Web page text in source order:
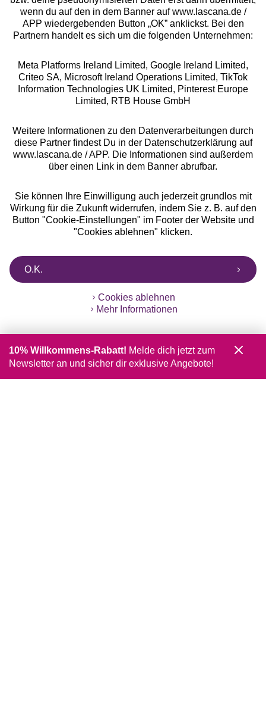
Rechtliches
Alle Preise inkl. MwSt., zzgl.
Versandkosten
** Bonität vorausgesetzt, berechtigt zur Bonitätsprüfung
wenn du auf den in dem Banner auf www.lascana.de /
APP wiedergebenden Button „OK” anklickst. Bei den
Partnern handelt es sich um die folgenden Unternehmen:
Meta Platforms Ireland Limited, Google Ireland Limited,
Criteo SA, Microsoft Ireland Operations Limited, TikTok
Information Technologies UK Limited, Pinterest Europe
Limited, RTB House GmbH
Weitere Informationen zu den Datenverarbeitungen durch
diese Partner findest Du in der Datenschutzerklärung auf
www.lascana.de / APP. Die Informationen sind außerdem
über einen Link in dem Banner abrufbar.
Sie können Ihre Einwilligung auch jederzeit grundlos mit
Wirkung für die Zukunft widerrufen, indem Sie z. B. auf den
Button "Cookie-Einstellungen" im Footer der Website und
"Cookies ablehnen" klicken.
O.K.
Cookies ablehnen
Mehr Informationen
10% Willkommens-Rabatt! Melde dich jetzt zum
Newsletter an und sicher dir exklusive Angebote!